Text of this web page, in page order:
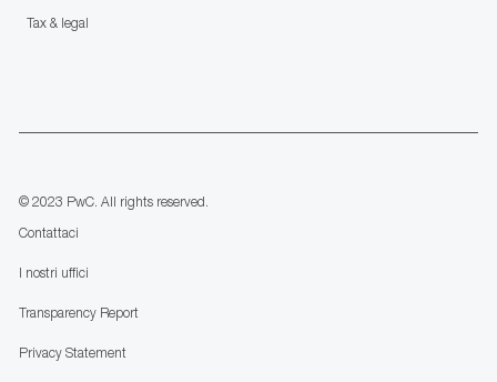
Tax & legal
© 2023 PwC. All rights reserved.
Contattaci
I nostri uffici
Transparency Report
Privacy Statement